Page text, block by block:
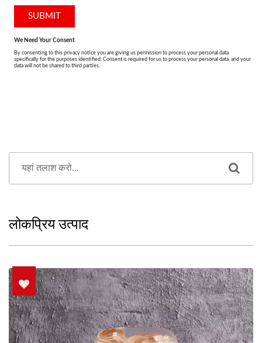
लोकप्रिय उत्पाद